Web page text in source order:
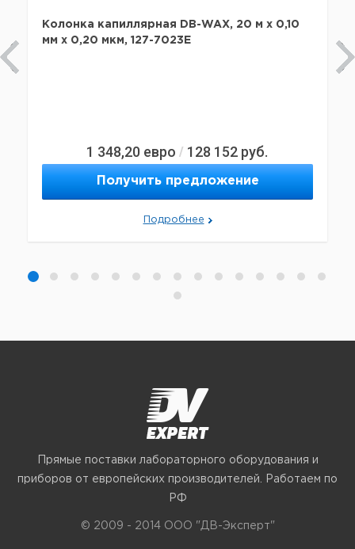
Колонка капиллярная DB-WAX, 20 м x 0,10
мм х 0,20 мкм, 127-7023E
1 348,20 евро / 128 152 руб.
Получить предложение
Подробнее
Прямые поставки лабораторного оборудования и
приборов от европейских производителей. Работаем по
РФ
© 2009 - 2014 ООО "ДВ-Эксперт"